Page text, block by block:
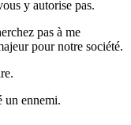
y autorise pas.
pas à me
pour notre société.
un ennemi.